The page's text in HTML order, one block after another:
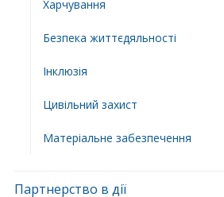
Харчування
Безпека життєдяльності
Інклюзія
Цивільний захист
Матеріальне забезпечення
Партнерство в дії